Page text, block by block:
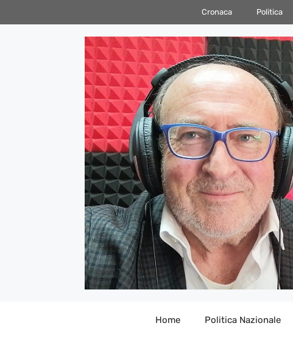
al
Cronaca Politica
Home Politica Nazionale